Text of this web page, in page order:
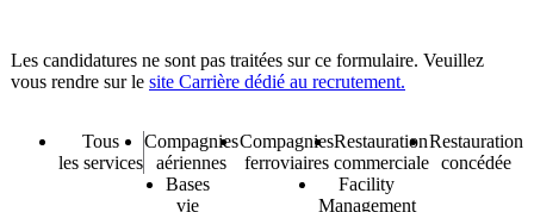
*
*
Les candidatures ne sont pas traitées sur ce formulaire. Veuillez
vous rendre sur le site Carrière dédié au recrutement.
Tous
les services
Compagnies
aériennes
Compagnies
ferroviaires
Restauration
commerciale
Restauration
concédée
Bases
vie
Facility
Management